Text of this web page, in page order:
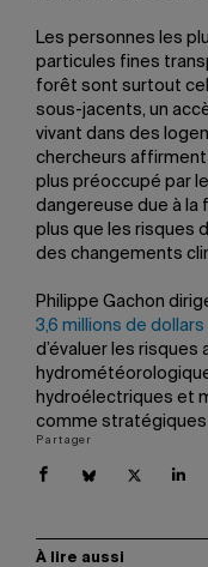
Les personnes les
particules fines
forêt sont surtout
sous-jacents, un
vivant dans des
chercheurs
plus préoccupé par
dangereuse due à la
plus que les risques
des changements
Philippe Gachon
3,6 millions de dollars
d’évaluer les risques
hydroélectriques et
comme stratégiques
Partager
À lire aussi